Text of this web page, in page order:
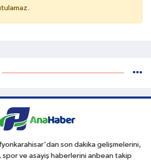
son dakika gelişmelerini,
ve asayiş haberlerini anbean takip